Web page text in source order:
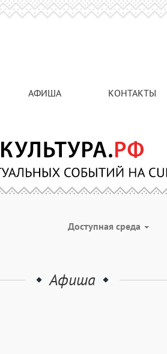
АФИША КОНТАКТЫ
Доступная среда
Афиша